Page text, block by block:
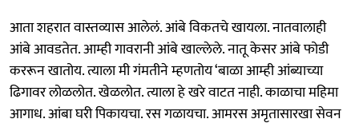
आता शहरात वास्तव्यास आलेलं. आंबे विकतचे खायला. नातवालाही
आंबे आवडतेत. आम्ही गावरानी आंबे खाल्लेले. नातू केसर आंबे फोडी
कररून खातोय. त्याला मी गंमतीने म्हणतोय ‘बाळा आम्ही आंब्याच्या
ढिगावर लोळलोत. खेळलोत. त्याला हे खरे वाटत नाही. काळाचा महिमा
आगाध. आंबा घरी पिकायचा. रस गळायचा. आमरस अमृतासारखा सेवन